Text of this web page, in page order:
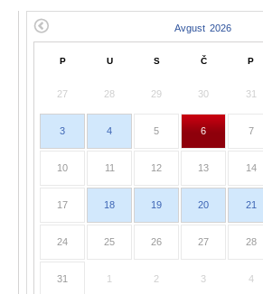
P U S Č P
27 28 29 30 31
3 4 5 6 7
10 11 12 13 14
17 18 19 20 21
24 25 26 27 28
31 1 2 3 4